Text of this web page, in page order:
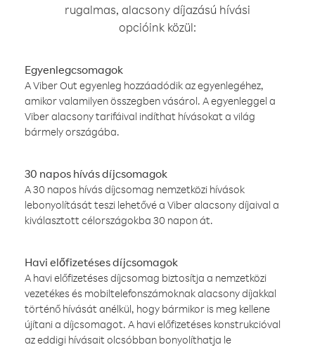
rugalmas, alacsony díjazású hívási
opcióink közül:
Egyenlegcsomagok
A Viber Out egyenleg hozzáadódik az egyenlegéhez,
amikor valamilyen összegben vásárol. A egyenleggel a
Viber alacsony tarifáival indíthat hívásokat a világ
bármely országába.
30 napos hívás díjcsomagok
A 30 napos hívás díjcsomag nemzetközi hívások
lebonyolítását teszi lehetővé a Viber alacsony díjaival a
kiválasztott célországokba 30 napon át.
Havi előfizetéses díjcsomagok
A havi előfizetéses díjcsomag biztosítja a nemzetközi
vezetékes és mobiltelefonszámoknak alacsony díjakkal
történő hívását anélkül, hogy bármikor is meg kellene
újítani a díjcsomagot. A havi előfizetéses konstrukcióval
az eddigi hívásait olcsóbban bonyolíthatja le